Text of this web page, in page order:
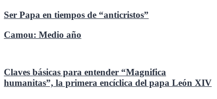
Ser Papa en tiempos de “anticristos”
Camou: Medio año
Claves básicas para entender “Magnifica
humanitas”, la primera encíclica del papa León XIV